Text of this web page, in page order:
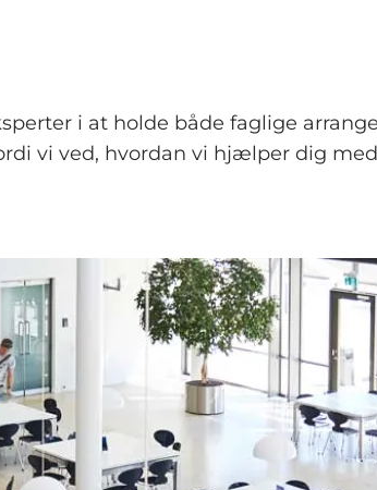
i at holde både faglige
vi ved, hvordan vi hjælper dig